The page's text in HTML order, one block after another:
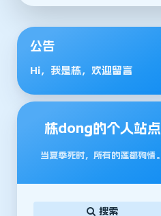
公告
Hi，我是栋，欢迎留言
栋dong的个人站点
当夏季死时，所有的莲都殉情。
搜索